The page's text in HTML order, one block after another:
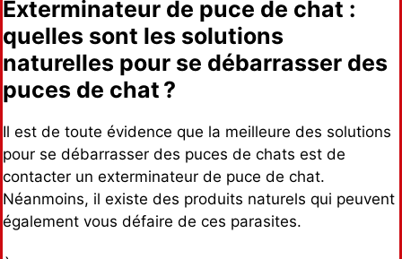
Exterminateur de puce de chat :
quelles sont les solutions
naturelles pour se débarrasser des
puces de chat ?
Il est de toute évidence que la meilleure des solutions
pour se débarrasser des puces de chats est de
contacter un exterminateur de puce de chat.
Néanmoins, il existe des produits naturels qui peuvent
également vous défaire de ces parasites.